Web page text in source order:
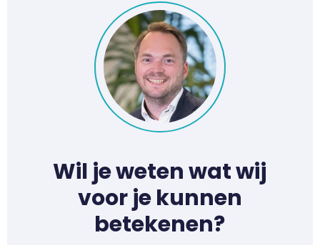
Wil je weten wat wij
voor je kunnen
betekenen?